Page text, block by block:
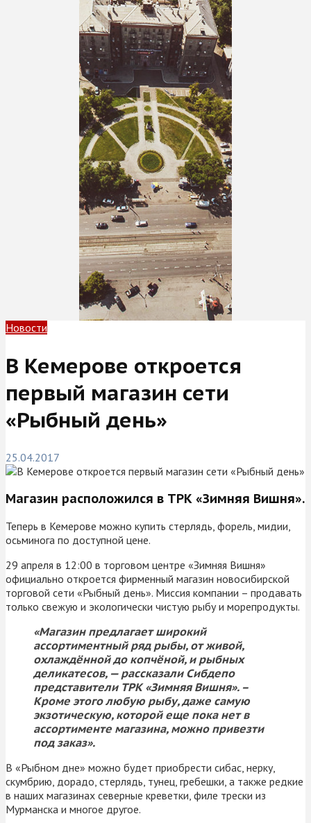
Новости
В Кемерове откроется
первый магазин сети
«Рыбный день»
25.04.2017
Магазин расположился в ТРК «Зимняя Вишня».
Теперь в Кемерове можно купить стерлядь, форель, мидии,
осьминога по доступной цене.
29 апреля в 12:00 в торговом центре «Зимняя Вишня»
официально откроется фирменный магазин новосибирской
торговой сети «Рыбный день». Миссия компании – продавать
только свежую и экологически чистую рыбу и морепродукты.
«Магазин предлагает широкий
ассортиментный ряд рыбы, от живой,
охлаждённой до копчёной, и рыбных
деликатесов, — рассказали Сибдепо
представители ТРК «Зимняя Вишня». –
Кроме этого любую рыбу, даже самую
экзотическую, которой еще пока нет в
ассортименте магазина, можно привезти
под заказ».
В «Рыбном дне» можно будет приобрести сибас, нерку,
скумбрию, дорадо, стерлядь, тунец, гребешки, а также редкие
в наших магазинах северные креветки, филе трески из
Мурманска и многое другое.